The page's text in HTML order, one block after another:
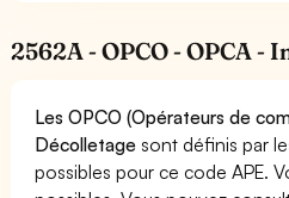
2562A - OPCO - OPCA -
Les OPCO (Opérateurs de
Décolletage sont définis par
possibles pour ce code APE.